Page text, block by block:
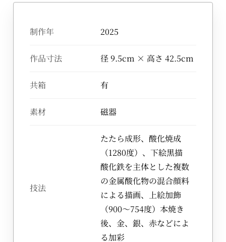
制作年 2025
作品寸法 径 9.5cm × 高さ 42.5cm
共箱 有
素材 磁器
技法
たたら成形、酸化焼成
（1280度）、下絵黒描
酸化鉄を主体とした複数
の金属酸化物の混合顔料
による描画、上絵加飾
（900～754度）本焼き
後、金、銀、赤などによ
る加彩